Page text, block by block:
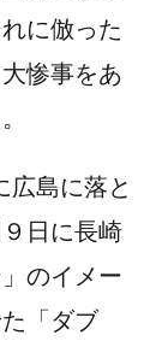
に倣った
惨事をあ
島に落と
日に長崎
のイメー
「ダブ